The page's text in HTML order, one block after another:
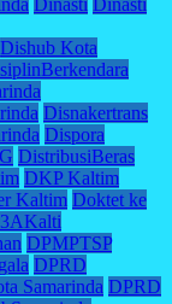
Dishub Kota
Disnakertrans
Dispora
DistribusiBeras
DKP Kaltim
Kaltim Doktet ke
DPMPTSP
DPRD
Samarinda DPRD